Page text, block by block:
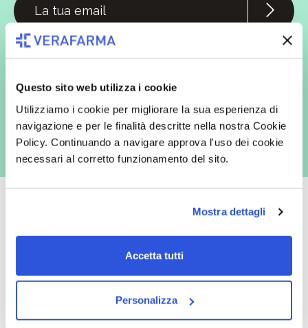
Questo sito web utilizza i cookie
Utilizziamo i cookie per migliorare la sua esperienza di
navigazione e per le finalità descritte nella nostra Cookie
Policy. Continuando a navigare approva l'uso dei cookie
necessari al corretto funzionamento del sito.
Mostra dettagli
Accetta tutti
Personalizza
In qualità di interessato, avendo letto l’informativa
redatta ai sensi del Regolamento EU 2016/679, acconsento
espressamente al trattamento dei miei dati personali per finalità
marketing (con modalità telematiche - quali ad es. newsletter ed e-mail
con inviti e comunicazioni commerciali - e modalità tradizionali, quali ad
es. posta cartacea)
Catalogo prodotti ampio e completo
Con un acquisto minimo di 29.90 €
Spedizioni in tutta Europa a 20€.